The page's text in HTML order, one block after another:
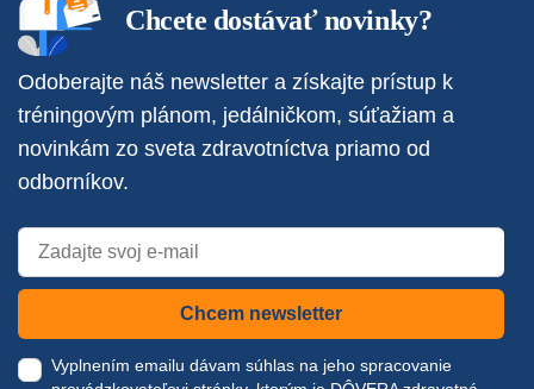
Chcete dostávať novinky?
Odoberajte náš newsletter a získajte prístup k
tréningovým plánom, jedálničkom, súťažiam a
novinkám zo sveta zdravotníctva priamo od
odborníkov.
Chcem newsletter
Vyplnením emailu dávam súhlas na jeho spracovanie